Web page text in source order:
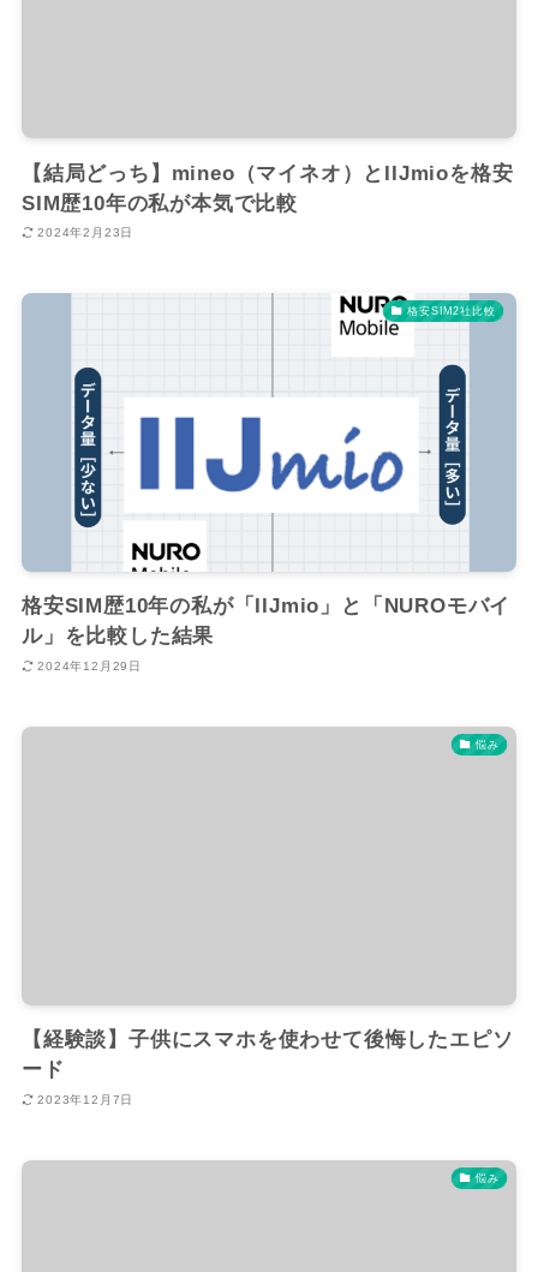
【結局どっち】mineo（マイネオ）とIIJmioを格安
SIM歴10年の私が本気で比較
2024年2月23日
格安SIM2社比較
格安SIM歴10年の私が「IIJmio」と「NUROモバイ
ル」を比較した結果
2024年12月29日
悩み
【経験談】子供にスマホを使わせて後悔したエピソ
ード
2023年12月7日
悩み